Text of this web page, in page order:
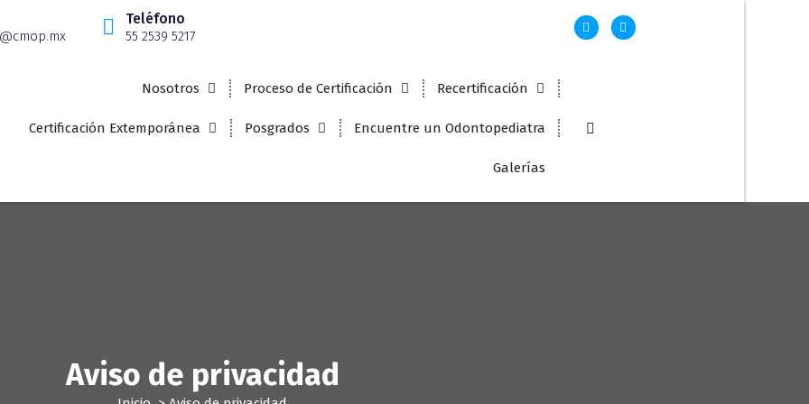
Teléfono
55 2539 5217
Nosotros Proceso de Certificación Recertificación
Certificación Extemporánea Posgrados Encuentre un Odontopediatra
Galerías
Aviso de privacidad